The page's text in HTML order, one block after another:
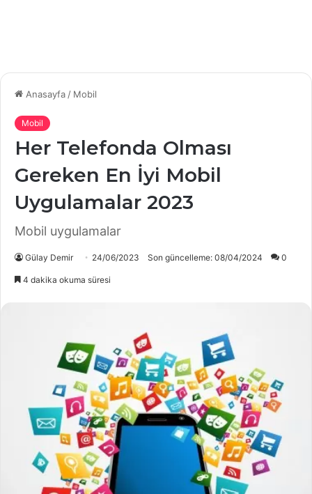
Anasayfa/ Mobil
Mobil
Her Telefonda Olması
Gereken En İyi Mobil
Uygulamalar 2023
Mobil uygulamalar
Gülay Demir 24/06/2023 Son güncelleme: 08/04/2024 0
4 dakika okuma süresi